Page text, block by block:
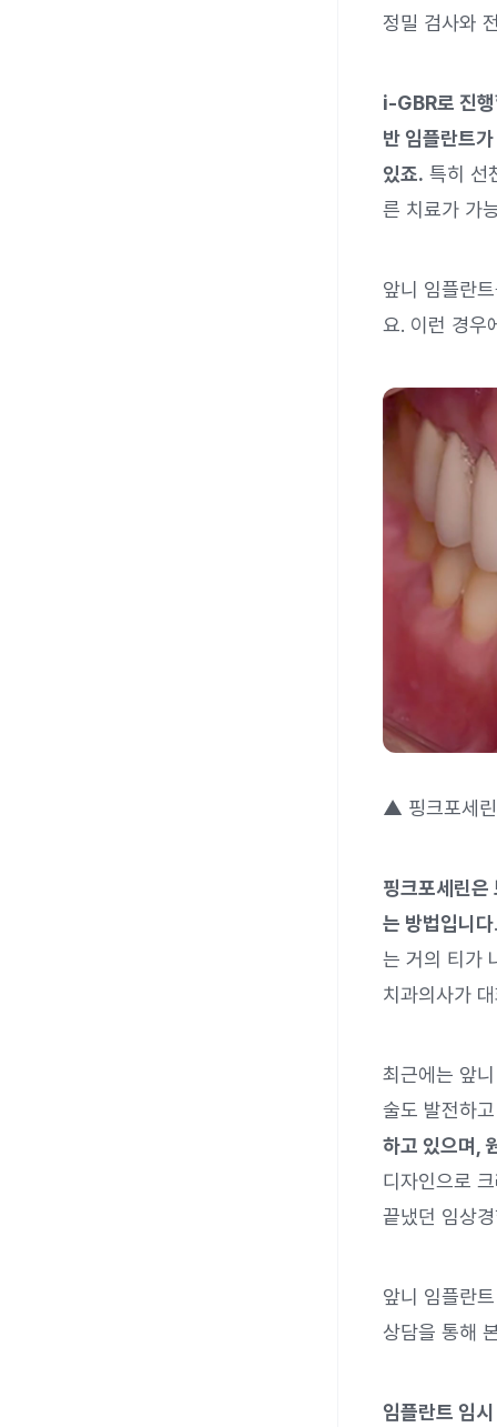
정밀 검사와
i-GBR로 진
반 임플란트
있죠. 특히 선
른 치료가 가
앞니 임플란
요. 이런 경우
▲ 핑크포세린
핑크포세린은
는 방법입니다
는 거의 티가
치과의사가
최근에는 앞
술도 발전하
하고 있으며,
디자인으로
끝냈던 임상
앞니 임플란
상담을 통해
임플란트 임